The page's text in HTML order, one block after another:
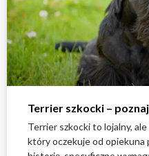
Terrier szkocki –
Terrier szkocki to lojalny,
który oczekuje od opiekuna